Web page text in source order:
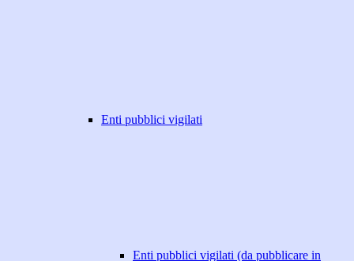
Enti pubblici vigilati
Enti pubblici vigilati (da pubblicare in